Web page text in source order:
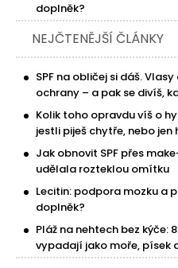
doplněk?
NEJČTENĚJŠÍ ČLÁNKY
SPF na obličej si dáš.
ochrany – a pak se divíš,
Kolik toho opravdu víš o
jestli piješ chytře, nebo jen
Jak obnovit SPF přes
udělala rozteklou omítku
Lecitin: podpora mozku a
doplněk?
Pláž na nehtech bez kýče:
vypadají jako moře, písek